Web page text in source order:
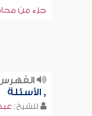
جزء من
, الأسئلة
للشيخ: